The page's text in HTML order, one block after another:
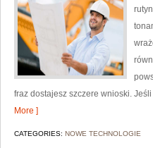
fraz dostajesz szczere wnioski.
More ]
CATEGORIES: NOWE TECHNOLOGIE